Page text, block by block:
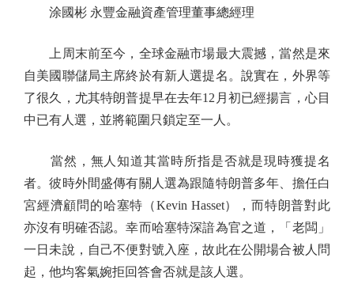
涂國彬 永豐金融資產管理董事總經理
上周末前至今，全球金融市場最大震撼，當然是來
自美國聯儲局主席終於有新人選提名。說實在，外界等
了很久，尤其特朗普提早在去年12月初已經揚言，心目
中已有人選，並將範圍只鎖定至一人。
當然，無人知道其當時所指是否就是現時獲提名
者。彼時外間盛傳有關人選為跟隨特朗普多年、擔任白
宮經濟顧問的哈塞特（Kevin Hasset），而特朗普對此
亦沒有明確否認。幸而哈塞特深諳為官之道，「老闆」
一日未說，自己不便對號入座，故此在公開場合被人問
起，他均客氣婉拒回答會否就是該人選。